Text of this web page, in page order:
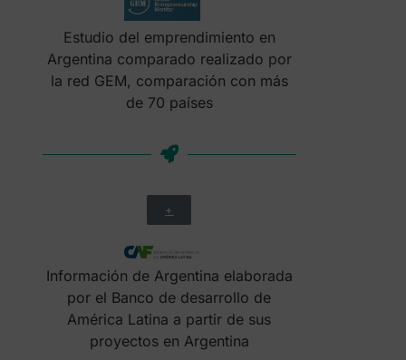
Estudio del emprendimiento en
Argentina comparado realizado por
la red GEM, comparación con más
de 70 países
+
Información de Argentina elaborada
por el Banco de desarrollo de
América Latina a partir de sus
proyectos en Argentina